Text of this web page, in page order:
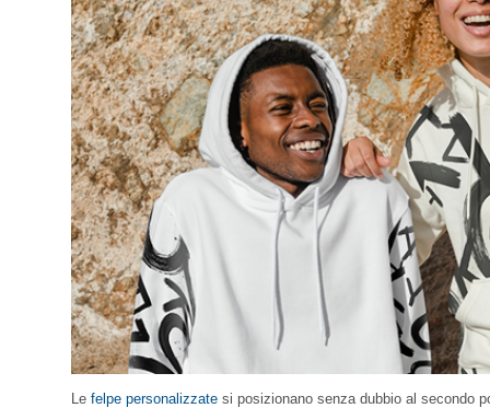
Le felpe personalizzate si posizionano senza dubbio al secondo